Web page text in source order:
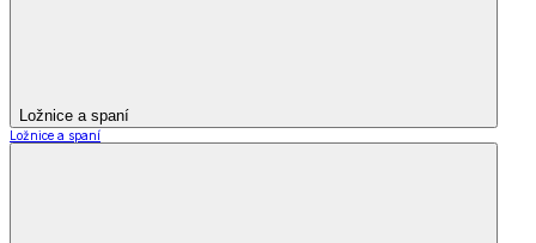
Ložnice a spaní
Ložnice a spaní